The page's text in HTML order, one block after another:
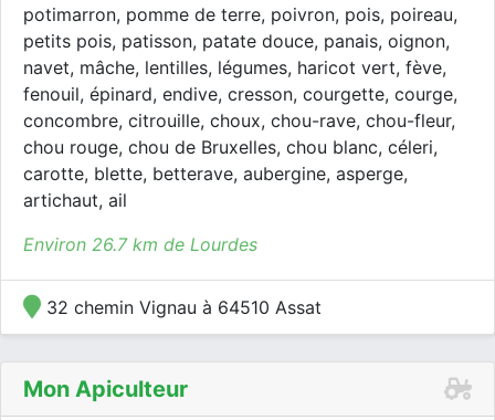
potimarron, pomme de terre, poivron, pois, poireau,
petits pois, patisson, patate douce, panais, oignon,
navet, mâche, lentilles, légumes, haricot vert, fève,
fenouil, épinard, endive, cresson, courgette, courge,
concombre, citrouille, choux, chou-rave, chou-fleur,
chou rouge, chou de Bruxelles, chou blanc, céleri,
carotte, blette, betterave, aubergine, asperge,
artichaut, ail
Environ 26.7 km de Lourdes
32 chemin Vignau à 64510 Assat
Mon Apiculteur